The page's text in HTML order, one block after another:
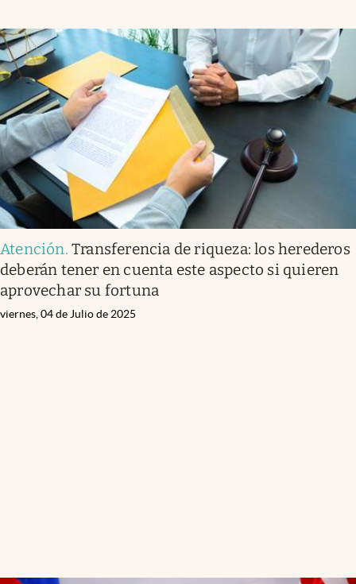
Atención.Transferencia de riqueza: los herederos
deberán tener en cuenta este aspecto si quieren
aprovechar su fortuna
viernes, 04 de Julio de 2025